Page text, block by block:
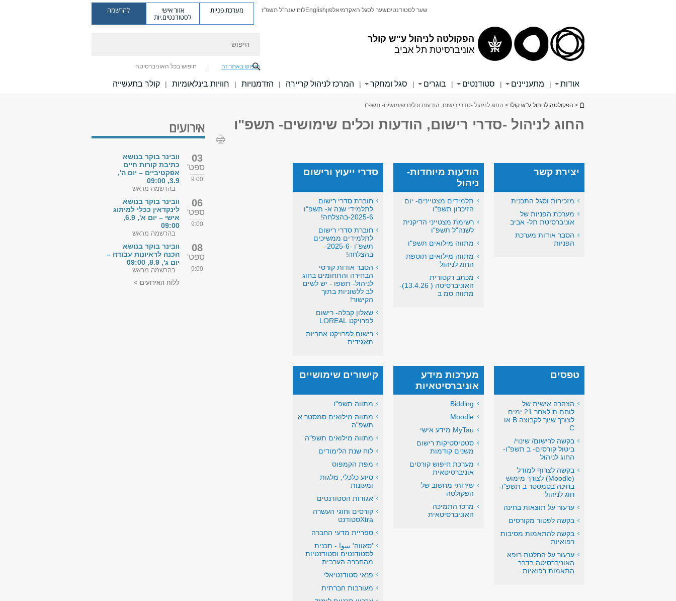
הפקולטה לניהול ע"ש קולר
אוניברסיטת תל אביב
שער לסטודנטיםשער לסגל האקדמיאלפוןEnglishלוח שנה"ל תשפ"ז מערכת פניות אזור אישי
לסטודנטים.יות
להרשמה
חיפוש באתר זה חיפוש בכל האוניברסיטה
אודות | מתעניינים | סטודנטים | בוגרים | סגל ומחקר | המרכז לניהול קריירה | הזדמנויות | חוויות בינלאומיות | קולר בתעשייה
הינך נמצא כאן
> הפקולטה לניהול ע"ש קולר> החוג לניהול -סדרי רישום, הודעות וכלים שימושים- תשפ"ו
החוג לניהול -סדרי רישום, הודעות וכלים שימושים- תשפ"ו
יצירת קשר
מזכירות וסגל התכנית
מערכת הפניות של
אוניברסיטת תל- אביב
הסבר אודות מערכת
הפניות
הודעות מיוחדות-
ניהול
תלמידים מצטיינים- יום
הזיכרון תשפ"ו
רשימת מצטייני הדיקנית
לשנה"ל תשפ"ו
מתווה מילואים תשפ"ו
מתווה מילואים תוספת
החוג לניהול
מכתב רקטורית
האוניברסיטה ( 13.4.26)-
מתווה סמ ב
סדרי ייעוץ ורישום
חוברת סדרי רישום
לתלמידי שנה א- תשפ"ו
2025-6-בהצלחה!
חוברת סדרי רישום
לתלמידים ממשיכים
תשפ"ו -2025-6-
בהצלחה!
הסבר אודות קורסי
הבחירה והתחומים בחוג
לניהול- תשפו - יש לשים
לב ללשוניות בתוך
הקישור!
שאלון קבלה- רישום
לפרויקט LOREAL
רישום לפרויקט אחריות
תאגידית
טפסים
הצהרה אישית של
לוחם.ת לאחר 21 ימים
לצורך שיוך לקבוצה B או
C
בקשה לרישום/ שינוי/
ביטול קורסים- ב תשפ"ו-
החוג לניהול
בקשה לצרוף למודל
(Moodle) לצורך מימוש
בחינה בסמסטר ב תשפ"ו-
חוג לניהול
ערעור על תוצאות בחינה
בקשה לפטור מקורסים
בקשה להתאמות מסיבות
רפואיות
ערעור על החלטת רופא
האוניברסיטה בדבר
התאמות רפואיות
מערכות מידע
אוניברסיטאיות
Bidding
Moodle
MyTau מידע אישי
סטטיסטיקות רישום
משנים קודמות
מערכת חיפוש קורסים
אוניברסיטאית
שירותי מחשוב של
הפקולטה
מרכז התמיכה
האוניברסיטאית
קישורים שימושיים
מתווה תשפ"ו
מתווה מילואים סמסטר א
תשפ"ה
מתווה מילואים תשפ"ה
לוח שנת הלימודים
מפת הקמפוס
סיוע כלכלי, מלגות
ומעונות
אגודות הסטודנטים
קורסים וחוגי העשרה
Xtraסטודנט
ספריית מדעי החברה
'סאווה' سوا - תכנית
לסטודנטים וסטודנטיות
מהחברה הערבית
פנאי סטודנטיאלי
מעורבות חברתית
אירועים
03
ספט'
9:00
וובינר בוקר בנושא
כתיבת קורות חיים
אפקטיביים – יום ה',
3.9, 09:00
בהרשמה מראש
06
ספט'
9:00
וובינר בוקר בנושא
לינקדאין ככלי למיתוג
אישי – יום א', 6.9,
09:00
בהרשמה מראש
08
ספט'
9:00
וובינר בוקר בנושא
הכנה לראיונות עבודה –
יום ג', 8.9, 09:00
בהרשמה מראש
ללוח האירועים >